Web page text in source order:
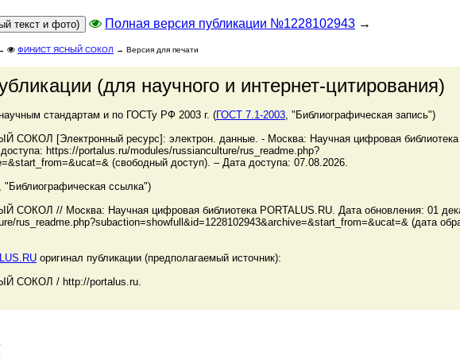
Полная версия публикации №1228102943 →
ФИНИСТ ЯСНЫЙ СОКОЛ → Версия для печати
(для научного и интернет-цитирования)
стандартам и по ГОСТу РФ 2003 г. (ГОСТ 7.1-2003, "Библиографическая запись")
[Электронный ресурс]: электрон. данные. - Москва: Научная цифровая библиотека
https://portalus.ru/modules/russianculture/rus_readme.php?
(свободный доступ). – Дата доступа: 07.08.2026.
, "Библиографическая ссылка")
// Москва: Научная цифровая библиотека PORTALUS.RU. Дата обновления: 01
rus_readme.php?subaction=showfull&id=1228102943&archive=&start_from=&ucat=& (дата
оригинал публикации (предполагаемый источник):
СОКОЛ / http://portalus.ru.